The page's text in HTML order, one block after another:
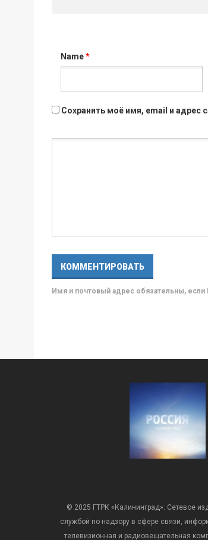
Name*
Сохранить моё имя, email и адрес
Имя и почтовый адрес обязательны,
© 2025 ГТРК «Калининград». Сетевое
службой по надзору в сфере связи,
телевизионная и радиовещательная